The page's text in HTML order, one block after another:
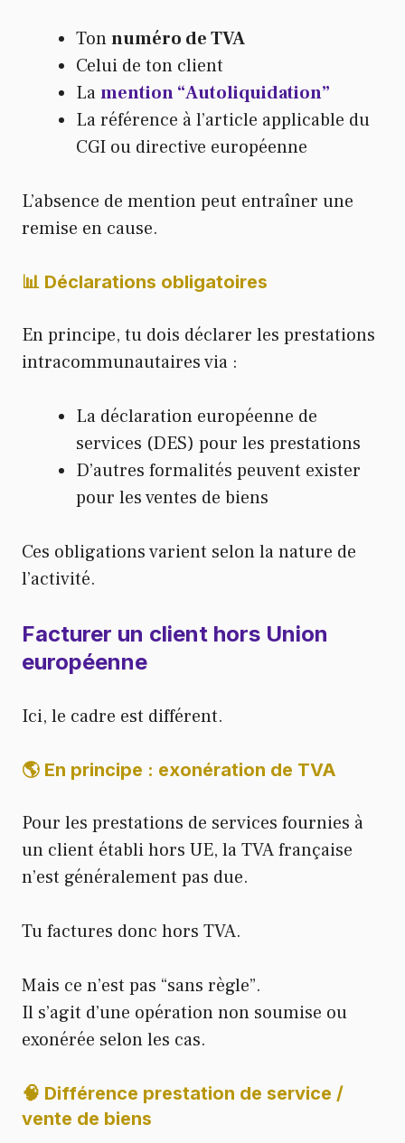
Tonnuméro de TVA
Celui de ton client
Lamention “Autoliquidation”
La référence à l’article applicable du
CGI ou directive européenne
L’absence de mention peut entraîner une
remise en cause.
📊 Déclarations obligatoires
En principe, tu dois déclarer les prestations
intracommunautaires via :
La déclaration européenne de
services (DES) pour les prestations
D’autres formalités peuvent exister
pour les ventes de biens
Ces obligations varient selon la nature de
l’activité.
Facturer un client hors Union
européenne
Ici, le cadre est différent.
🌎 En principe : exonération de TVA
Pour les prestations de services fournies à
un client établi hors UE, la TVA française
n’est généralement pas due.
Tu factures donc hors TVA.
Mais ce n’est pas “sans règle”.
Il s’agit d’une opération non soumise ou
exonérée selon les cas.
🧠 Différence prestation de service /
vente de biens